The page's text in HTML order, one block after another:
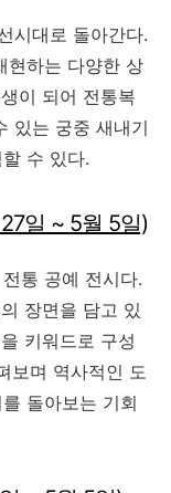
시대로 돌아간다.
현하는 다양한 상
이 되어 전통복
있는 궁중 새내기
수 있다.
일 ~ 5월 5일)
통 공예 전시다.
장면을 담고 있
키워드로 구성
보며 역사적인 도
돌아보는 기회